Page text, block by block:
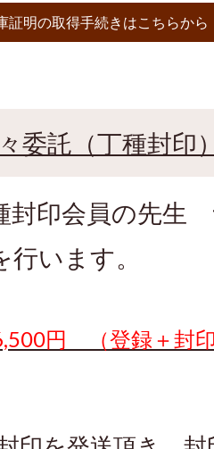
証明の取得手続きはこちらから
託（丁種封印）
封印会員の先生
います。
00円 （登録＋封印